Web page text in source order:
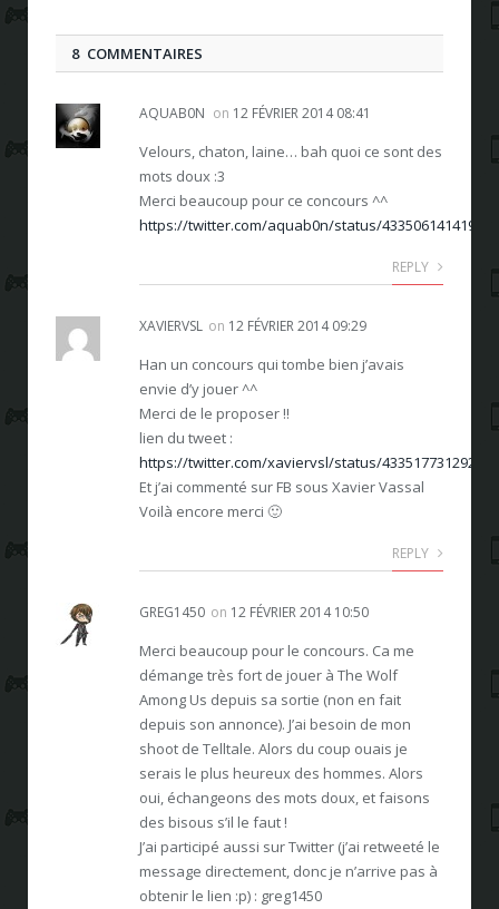
8 COMMENTAIRES
AQUAB0N on 12 FÉVRIER 2014 08:41
Velours, chaton, laine… bah quoi ce sont des
mots doux :3
Merci beaucoup pour ce concours ^^
https://twitter.com/aquab0n/status/
REPLY
XAVIERVSL on 12 FÉVRIER 2014 09:29
Han un concours qui tombe bien j’avais
envie d’y jouer ^^
Merci de le proposer !!
lien du tweet :
https://twitter.com/xaviervsl/status/
Et j’ai commenté sur FB sous Xavier Vassal
Voilà encore merci 🙂
REPLY
GREG1450 on 12 FÉVRIER 2014 10:50
Merci beaucoup pour le concours. Ca me
démange très fort de jouer à The Wolf
Among Us depuis sa sortie (non en fait
depuis son annonce). J’ai besoin de mon
shoot de Telltale. Alors du coup ouais je
serais le plus heureux des hommes. Alors
oui, échangeons des mots doux, et faisons
des bisous s’il le faut !
J’ai participé aussi sur Twitter (j’ai retweeté le
message directement, donc je n’arrive pas à
obtenir le lien :p) : greg1450